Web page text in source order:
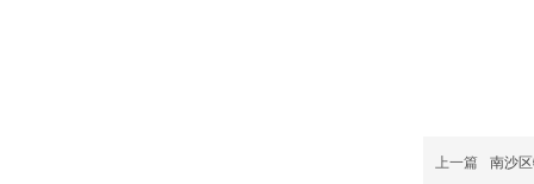
上一篇 南沙